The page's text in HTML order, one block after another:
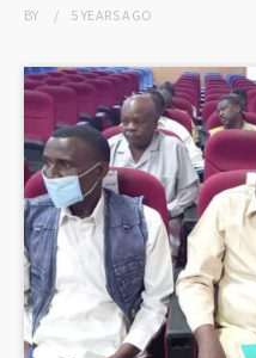
BY 5 YEARSAGO